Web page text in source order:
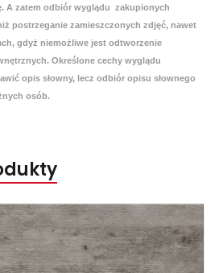
A zatem odbiór wyglądu zakupionych
postrzeganie zamieszczonych zdjęć, nawet
gdyż niemożliwe jest odtworzenie
Określone cechy wyglądu
opis słowny, lecz odbiór opisu słownego
osób.